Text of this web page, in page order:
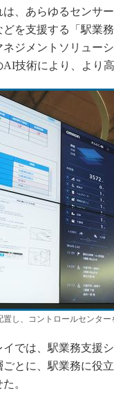
は、あらゆるセンサ
を支援する「駅業
ネジメントソリュー
技術により、より
し、コントロールセンター
では、駅業務支援
ごとに、駅業務に役
。